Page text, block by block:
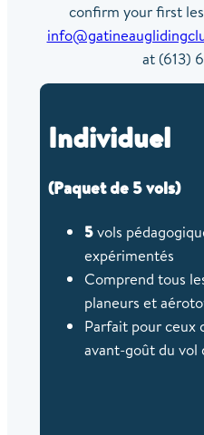
confirm your first
at (613)
Individuel
(Paquet de 5 vols)
5vols
expérimentés
Comprend tous
planeurs et
Parfait pour ceux
avant-goût du vol